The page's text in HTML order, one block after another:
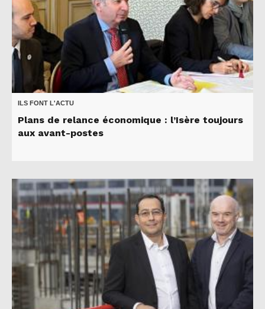
ILS FONT L'ACTU
Plans de relance économique : l’Isère toujours
aux avant-postes